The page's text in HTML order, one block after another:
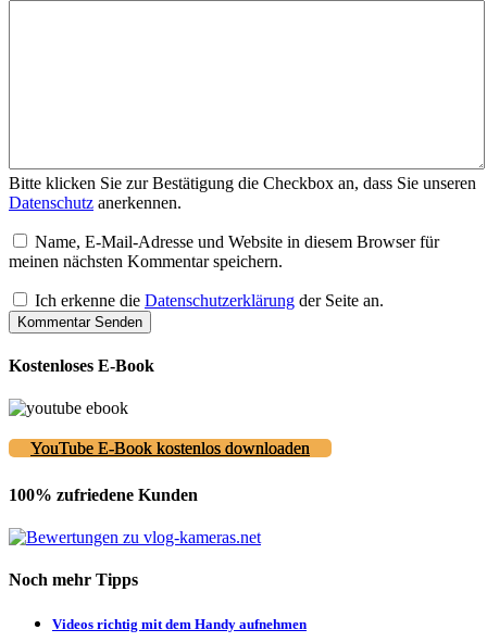
Bitte klicken Sie zur Bestätigung die Checkbox an, dass Sie unseren
Datenschutz anerkennen.
Name, E-Mail-Adresse und Website in diesem Browser für
meinen nächsten Kommentar speichern.
Ich erkenne die Datenschutzerklärung der Seite an.
Kostenloses E-Book
YouTube E-Book kostenlos downloaden
100% zufriedene Kunden
Noch mehr Tipps
Videos richtig mit dem Handy aufnehmen